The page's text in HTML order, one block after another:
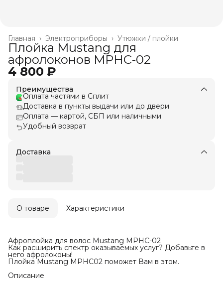
Утюжки / плойки
Электроприборы ›
Главная ›
Плойка Mustang для
афролоконов MPHC-02
4 800 ₽
Преимущества
Оплата частями в Сплит
Доставка в пункты выдачи или до двери
Оплата — картой, СБП или наличными
Удобный возврат
Доставка
О товаре Характеристики
Афроплойка для волос Mustang MPHC-02
Как расширить спектр оказываемых услуг? Добавьте в
него афролоконы!
Плойка Mustang MPHC02 поможет Вам в этом.
Описание